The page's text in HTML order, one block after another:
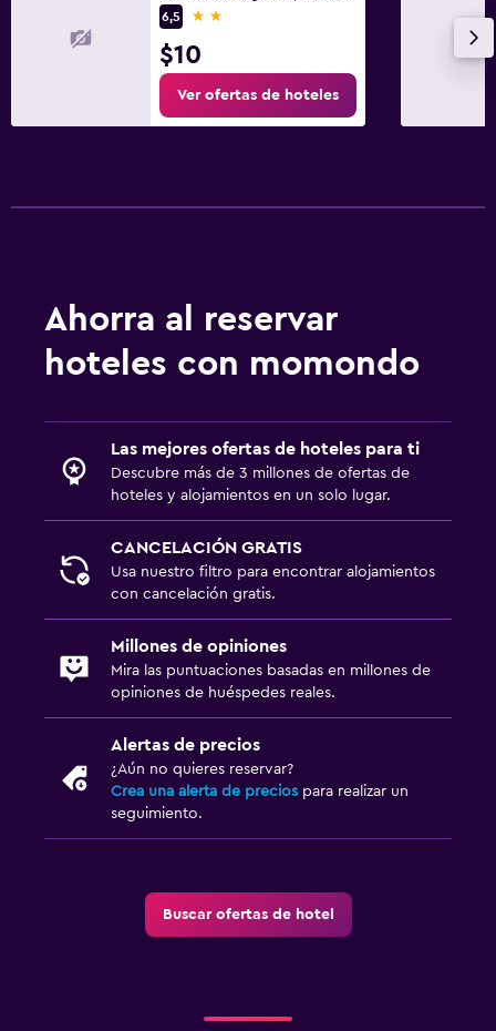
6,5
2 estrellas
$10
Ver ofertas de hoteles
Ahorra al reservar
hoteles con momondo
Las mejores ofertas de hoteles para ti
Descubre más de 3 millones de ofertas de
hoteles y alojamientos en un solo lugar.
CANCELACIÓN GRATIS
Usa nuestro filtro para encontrar alojamientos
con cancelación gratis.
Millones de opiniones
Mira las puntuaciones basadas en millones de
opiniones de huéspedes reales.
Alertas de precios
¿Aún no quieres reservar?
Crea una alerta de precios para realizar un
seguimiento.
Buscar ofertas de hotel